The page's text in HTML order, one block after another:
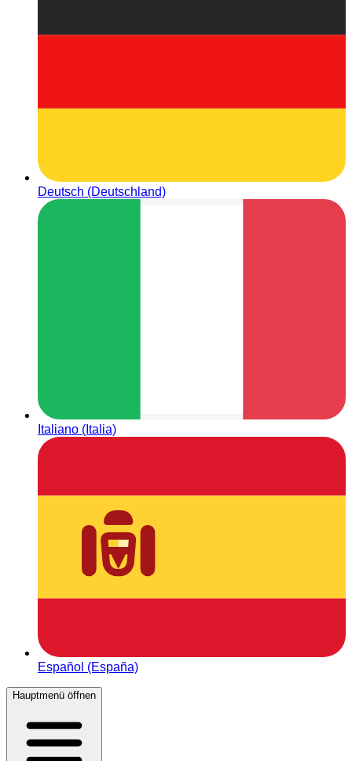
Deutsch (Deutschland)
Italiano (Italia)
Español (España)
Hauptmenü öffnen